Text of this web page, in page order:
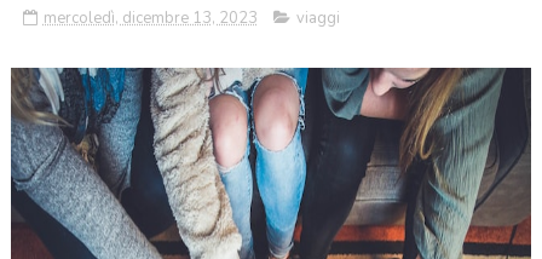
mercoledì, dicembre 13, 2023 viaggi